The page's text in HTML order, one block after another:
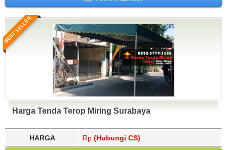
BEST SELLER
Harga Tenda Terop Miring Surabaya
HARGA Rp. (Hubungi CS)